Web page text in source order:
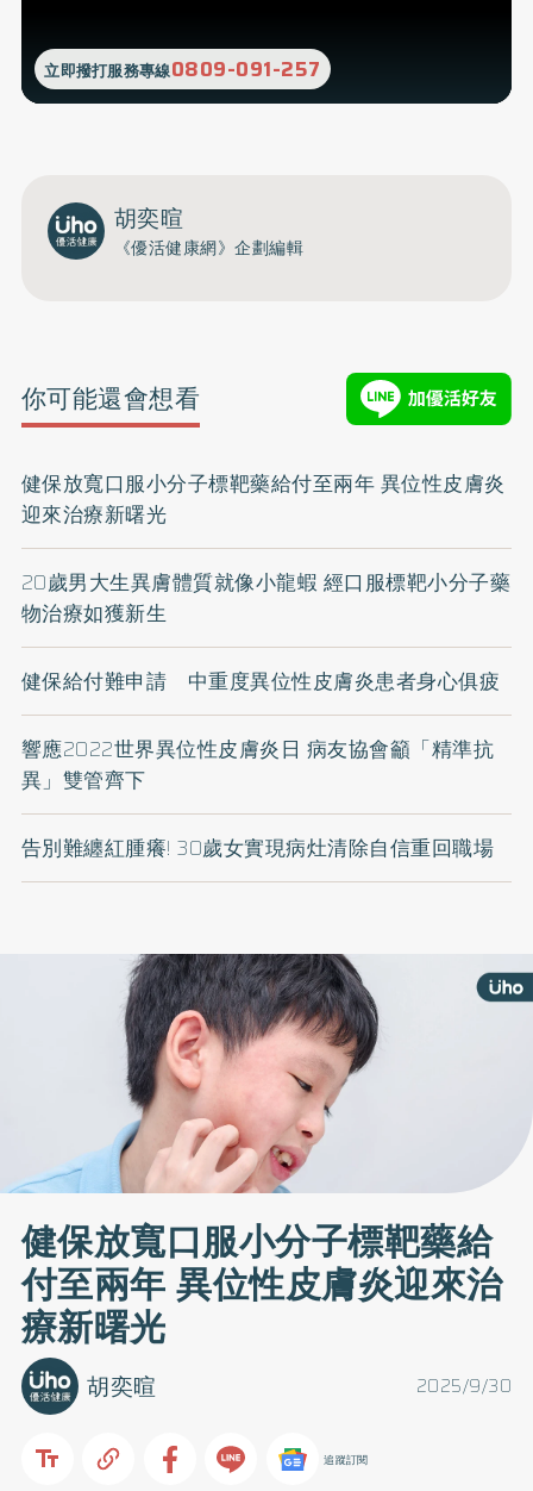
立即撥打服務專線0809-091-257
胡奕暄
《優活健康網》企劃編輯
你可能還會想看
健保放寬口服小分子標靶藥給付至兩年 異位性皮膚炎
迎來治療新曙光
20歲男大生異膚體質就像小龍蝦 經口服標靶小分子藥
物治療如獲新生
健保給付難申請 中重度異位性皮膚炎患者身心俱疲
響應2022世界異位性皮膚炎日 病友協會籲「精準抗
異」雙管齊下
告別難纏紅腫癢! 30歲女實現病灶清除自信重回職場
健保放寬口服小分子標靶藥給
付至兩年 異位性皮膚炎迎來治
療新曙光
2025/9/30
胡奕暄
追蹤訂閱